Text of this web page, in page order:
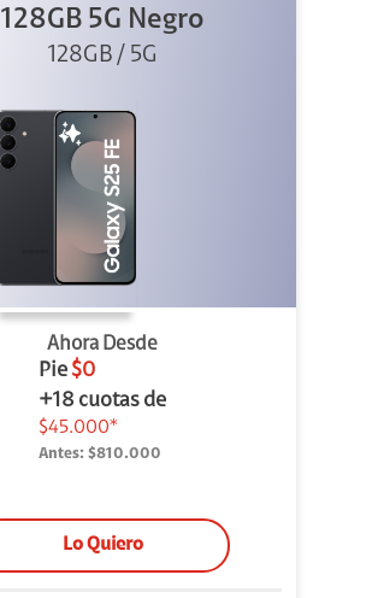
128GB 5G Negro
128GB / 5G
Ahora Desde
Pie $0
+18 cuotas de
$45.000*
Antes: $810.000
Lo Quiero